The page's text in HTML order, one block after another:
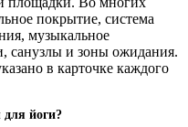
покрытие, система
музыкальное
санузлы и зоны ожидания.
в карточке каждого
йоги?